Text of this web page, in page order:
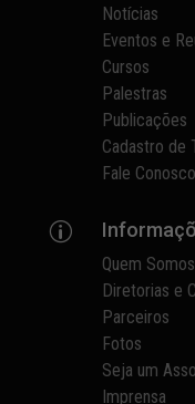
Notícias
Eventos e
Cursos
Palestras
Publicações
Cadastro de
Fale Conosco
p
Quem Somos
Diretorias e
Parceiros
Fotos
Seja um
Imprensa